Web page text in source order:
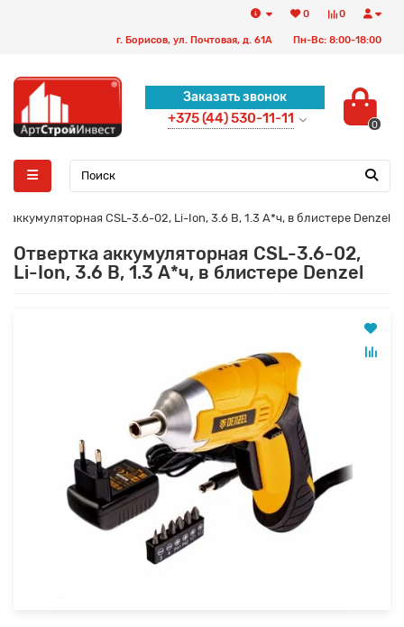
0
0
г. Борисов, ул. Почтовая, д. 61А Пн-Вс: 8:00-18:00
Заказать звонок
+375 (44) 530-11-11 0
аккумуляторная CSL-3.6-02, Li-Ion, 3.6 В, 1.3 А*ч, в блистере Denzel
Отвертка аккумуляторная CSL-3.6-02,
Li-Ion, 3.6 В, 1.3 А*ч, в блистере Denzel